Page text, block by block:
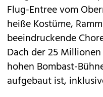
Flug-Entree vom
heiße Kostüme,
beeindruckende
Dach der 25
hohen Bombast-
aufgebaut ist,